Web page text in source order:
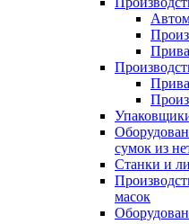
сумок из
Станки и
масок